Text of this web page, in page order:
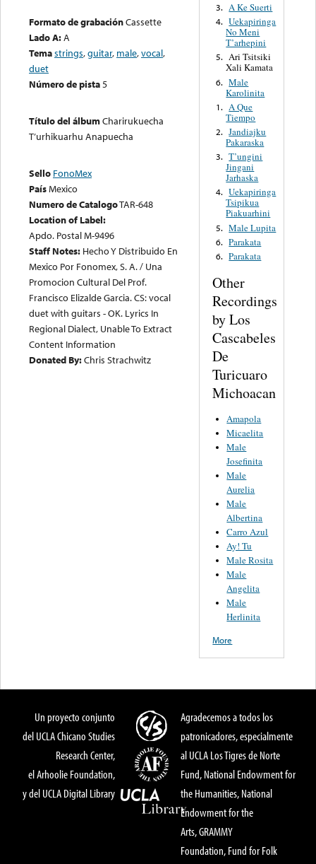
Formato de grabaciónCassette
Lado A:A
Temastrings,guitar, male,vocal,
duet
Número de pista5
Título del álbumCharirukuecha
T’urhikuarhu Anapuecha
Sello FonoMex
PaísMexico
Numero de CatalogoTAR-648
Location of Label:
Apdo. Postal M-9496
Staff Notes: Hecho Y Distribuido En
Mexico Por Fonomex, S. A. / Una
Promocion Cultural Del Prof.
Francisco Elizalde Garcia. CS: vocal
duet with guitars - OK. Lyrics In
Regional Dialect, Unable To Extract
Content Information
Donated By:Chris Strachwitz
3. A Ke Suerti
4. Uekapiringa
No Meni
T’arhepini
5. Ari Tsitsiki
Xali Kamata
6. Male
Karolinita
1. A Que
Tiempo
2. Jandiajku
Pakaraska
3. T’ungini
Jingani
Jarhaska
4. Uekapiringa
Tsipikua
Piakuarhini
5. Male Lupita
6. Parakata
6. Parakata
Other
Recordings
by Los
Cascabeles
De
Turicuaro
Michoacan
Amapola
Micaelita
Male
Josefinita
Male
Aurelia
Male
Albertina
Carro Azul
Ay! Tu
Male Rosita
Male
Angelita
Male
Herlinita
More
Un proyecto conjunto
del UCLA Chicano Studies
Research Center,
el Arhoolie Foundation,
y del UCLA Digital Library
Agradecemos a todos los
patronicadores, especialmente
al UCLA Los Tigres de Norte
Fund, National Endowment for
the Humanities, National
Endowment for the
Arts, GRAMMY
Foundation, Fund for Folk